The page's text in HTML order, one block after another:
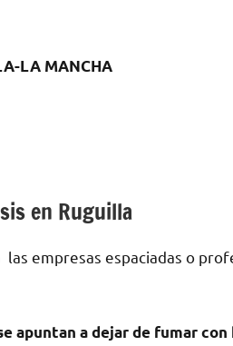
LA MANCHA
en Ruguilla
empresas espaciadas ο
apuntan а dejar dе fumar